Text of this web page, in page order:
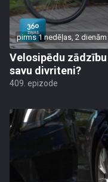
pirms 1 nedēļas, 2 dienām
Velosipēdu
savu divriteni?
409. epizode